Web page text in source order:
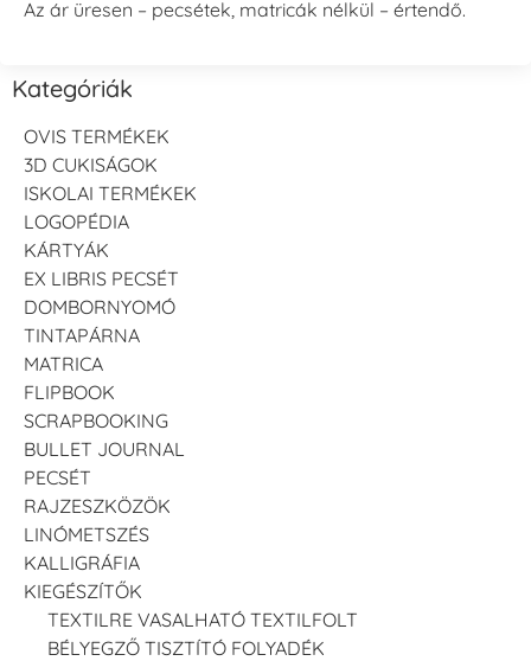
Az ár üresen – pecsétek, matricák nélkül – értendő.
Kategóriák
OVIS TERMÉKEK
3D CUKISÁGOK
ISKOLAI TERMÉKEK
LOGOPÉDIA
KÁRTYÁK
EX LIBRIS PECSÉT
DOMBORNYOMÓ
TINTAPÁRNA
MATRICA
FLIPBOOK
SCRAPBOOKING
BULLET JOURNAL
PECSÉT
RAJZESZKÖZÖK
LINÓMETSZÉS
KALLIGRÁFIA
KIEGÉSZÍTŐK
TEXTILRE VASALHATÓ TEXTILFOLT
BÉLYEGZŐ TISZTÍTÓ FOLYADÉK